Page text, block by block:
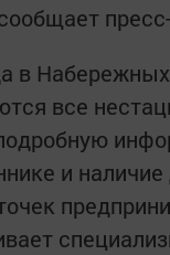
в
все
и